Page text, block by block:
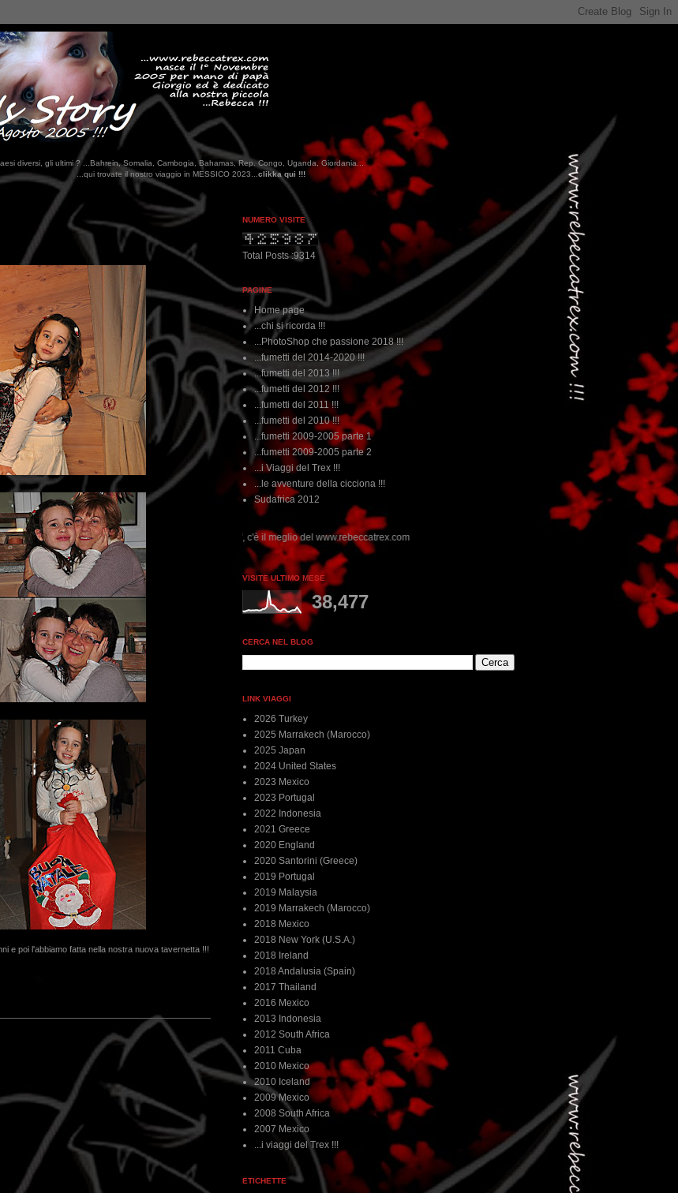
diversi, gli ultimi ? ...Bahrein, Somalia, Cambogia, Bahamas, Rep. Congo, Uganda, Giordania...
il nostro viaggio in MESSICO 2023...clikka qui !!!
e poi l'abbiamo fatta nella nostra nuova tavernetta !!!
NUMERO VISITE
Total Posts :9314
PAGINE
Home page
...chi si ricorda !!!
...PhotoShop che passione 2018 !!!
...fumetti del 2014-2020 !!!
...fumetti del 2013 !!!
...fumetti del 2012 !!!
...fumetti del 2011 !!!
...fumetti del 2010 !!!
...fumetti 2009-2005 parte 1
...fumetti 2009-2005 parte 2
...i Viaggi del Trex !!!
...le avventure della cicciona !!!
Sudafrica 2012
perdere tempo, clikka "qui", c'è il meglio del www.rebeccatrex.com
VISITE ULTIMO MESE
38,477
CERCA NEL BLOG
LINK VIAGGI
2026 Turkey
2025 Marrakech (Marocco)
2025 Japan
2024 United States
2023 Mexico
2023 Portugal
2022 Indonesia
2021 Greece
2020 England
2020 Santorini (Greece)
2019 Portugal
2019 Malaysia
2019 Marrakech (Marocco)
2018 Mexico
2018 New York (U.S.A.)
2018 Ireland
2018 Andalusia (Spain)
2017 Thailand
2016 Mexico
2013 Indonesia
2012 South Africa
2011 Cuba
2010 Mexico
2010 Iceland
2009 Mexico
2008 South Africa
2007 Mexico
...i viaggi del Trex !!!
ETICHETTE